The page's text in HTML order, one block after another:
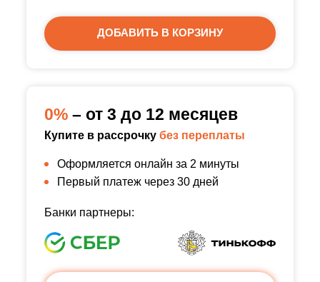
ДОБАВИТЬ В КОРЗИНУ
0% – от 3 до 12 месяцев
Купите в рассрочку без переплаты
Оформляется онлайн за 2 минуты
Первый платеж через 30 дней
Банки партнеры: